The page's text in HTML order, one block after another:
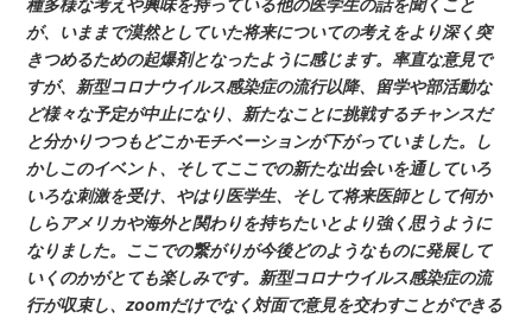
が、いままで漠然としていた将来についての考えをより深く突
きつめるための起爆剤となったように感じます。率直な意見で
すが、新型コロナウイルス感染症の流行以降、留学や部活動な
ど様々な予定が中止になり、新たなことに挑戦するチャンスだ
と分かりつつもどこかモチベーションが下がっていました。し
かしこのイベント、そしてここでの新たな出会いを通していろ
いろな刺激を受け、やはり医学生、そして将来医師として何か
しらアメリカや海外と関わりを持ちたいとより強く思うように
なりました。ここでの繋がりが今後どのようなものに発展して
いくのかがとても楽しみです。新型コロナウイルス感染症の流
行が収束し、zoomだけでなく対面で意見を交わすことができる